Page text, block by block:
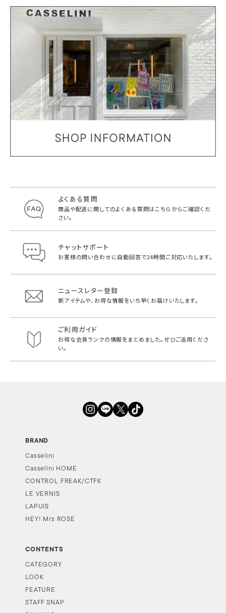
よくある質問
商品や配送に関してのよくある質問はこちらからご確認くだ
さい。
チャットサポート
お客様の問い合わせに自動回答で24時間ご対応いたします。
ニュースレター登録
新アイテムや、お得な情報をいち早く お届けいたします。
ご利用ガイド
お得な会員ランクの情報をまとめました。ぜひご活用くださ
い。
BRAND
Casselini
Casselini HOME
CONTROL FREAK/CTFK
LE VERNIS
LAPUIS
HEY! Mrs ROSE
CONTENTS
CATEGORY
LOOK
FEATURE
STAFF SNAP